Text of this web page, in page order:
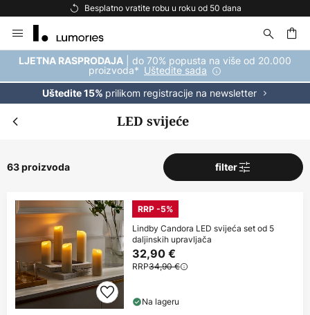
Besplatna dostava za kupnju iznad 69 €
to
Content
LJETNA RASPRODAJA | do 70% popusta na više od 20.000
proizvoda* Uštedite sada
Uštedite 15% prilikom registracije na newsletter
LED svijeće
63 proizvoda filter
RRP -5%
Lindby Candora LED svijeća set od 5
daljinskih upravljača
32,90 €
RRP34,90 €
Na lageru